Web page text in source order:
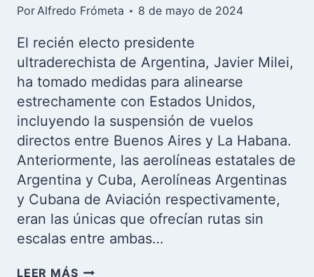
PorAlfredo Frómeta 8 de mayo de 2024
El recién electo presidente
ultraderechista de Argentina, Javier Milei,
ha tomado medidas para alinearse
estrechamente con Estados Unidos,
incluyendo la suspensión de vuelos
directos entre Buenos Aires y La Habana.
Anteriormente, las aerolíneas estatales de
Argentina y Cuba, Aerolíneas Argentinas
y Cubana de Aviación respectivamente,
eran las únicas que ofrecían rutas sin
escalas entre ambas…
LEER MÁSJAVIER